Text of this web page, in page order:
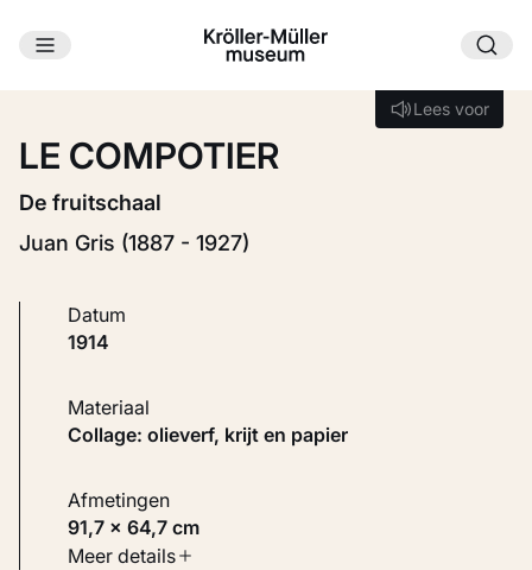
Ga naar hoofdinhoud
Lees voor
Lees voor
LE COMPOTIER
De fruitschaal
Juan Gris (1887 - 1927)
Datum
1914
Materiaal
Collage: olieverf, krijt en papier
Afmetingen
91,7 × 64,7 cm
Soort werk
Meer details